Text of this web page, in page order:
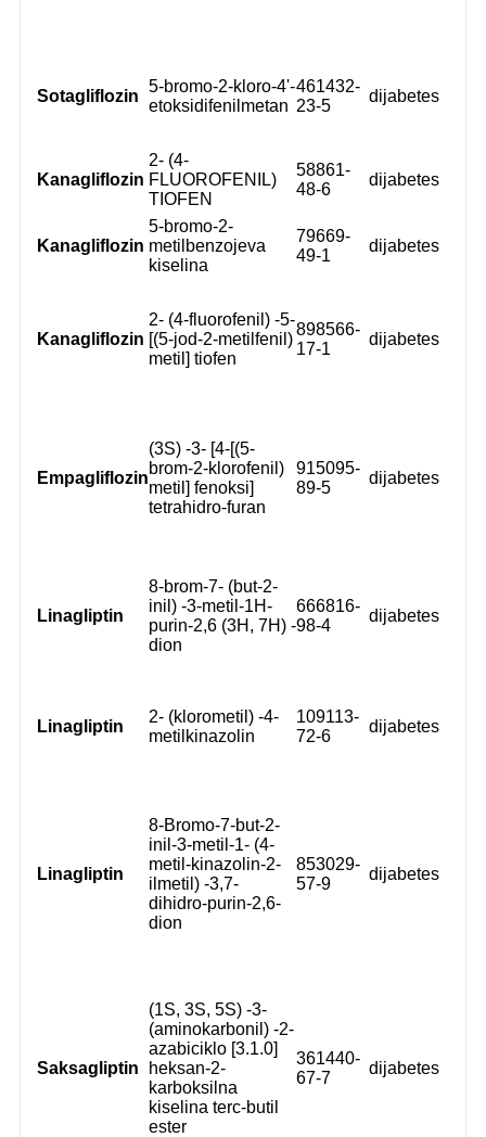
Sotagliflozin
5-bromo-2-kloro-4'-
etoksidifenilmetan
461432-
23-5
dijabetes
Kanagliflozin
2- (4-
FLUOROFENIL)
TIOFEN
58861-
48-6
dijabetes
Kanagliflozin
5-bromo-2-
metilbenzojeva
kiselina
79669-
49-1
dijabetes
Kanagliflozin
2- (4-fluorofenil) -5-
[(5-jod-2-metilfenil)
metil] tiofen
898566-
17-1
dijabetes
Empagliflozin
(3S) -3- [4-[(5-
brom-2-klorofenil)
metil] fenoksi]
tetrahidro-furan
915095-
89-5
dijabetes
Linagliptin
8-brom-7- (but-2-
inil) -3-metil-1H-
purin-2,6 (3H, 7H) -
dion
666816-
98-4
dijabetes
Linagliptin
2- (klorometil) -4-
metilkinazolin
109113-
72-6
dijabetes
Linagliptin
8-Bromo-7-but-2-
inil-3-metil-1- (4-
metil-kinazolin-2-
ilmetil) -3,7-
dihidro-purin-2,6-
dion
853029-
57-9
dijabetes
Saksagliptin
(1S, 3S, 5S) -3-
(aminokarbonil) -2-
azabiciklo [3.1.0]
heksan-2-
karboksilna
kiselina terc-butil
ester
361440-
67-7
dijabetes